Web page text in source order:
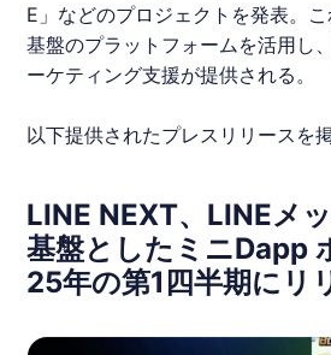
E 」などのプロジェクトを発表。
基盤のプラットフォームを活用し
ーケティング支援が提供される。
以下提供されたプレスリリースを
LINE NEXT、LINEメ
基盤としたミニDapp
25年の第1四半期にリ